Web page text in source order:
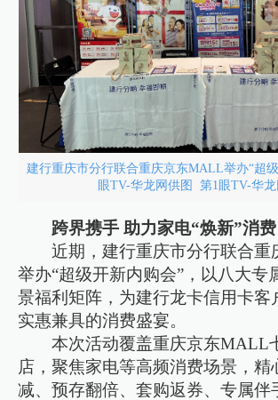
建行重庆市分行联合重庆京东MALL举办“超
眼TV-华龙网供图 第1眼TV-华
跨界携手 助力家电“焕新”消费
近期，建行重庆市分行联合
举办“超级开新内购会”，以八大专
景福利矩阵，为建行龙卡信用卡客
实惠兼具的消费盛宴。
本次活动覆盖重庆京东MALL
店，聚焦家电等高频消费场景，精
减、预存翻倍、套购返券、专属伴